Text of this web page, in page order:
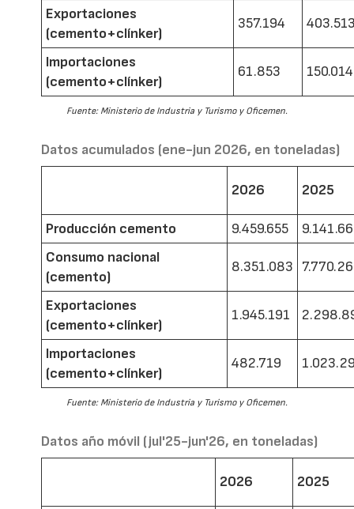
Exportaciones
(cemento+clínker)
357.194
Importaciones
(cemento+clínker)
61.853 150.014
Fuente: Ministerio de Industria y Turismo y Oficemen.
Datos acumulados (ene-jun 2026, en toneladas)
2026 2025
Producción cemento 9.459.655
Consumo nacional
(cemento)
8.351.083
Exportaciones
(cemento+clínker)
1.945.191
Importaciones
(cemento+clínker)
482.719
Fuente: Ministerio de Industria y Turismo y Oficemen.
Datos año móvil (jul'25-jun'26, en toneladas)
2026 2025